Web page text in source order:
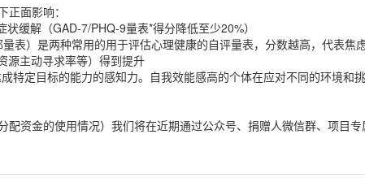
面影响：
缓解（GAD-7/PHQ-9量表*得分降低至少20%）
表）是两种常用的用于评估心理健康的自评量表，分数越高，代表焦
源主动寻求率等）得到提升
特定目标的能力的感知力。自我效能感高的个体在应对不同的环境和
资金的使用情况）我们将在近期通过公众号、捐赠人微信群、项目